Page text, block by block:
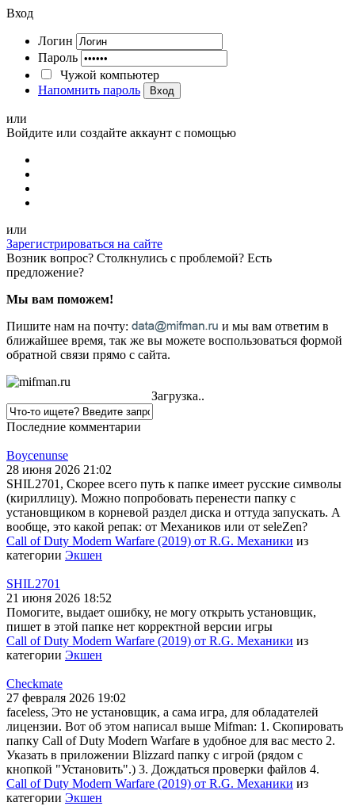
Вход
Логин
Пароль
Чужой компьютер
Напомнить пароль
Вход
или
Войдите или создайте аккаунт с помощью
или
Зарегистрироваться на сайте
Возник вопрос? Столкнулись с проблемой? Есть
предложение?
Мы вам поможем!
Пишите нам на почту:
и мы вам ответим в
ближайшее время, так же вы можете воспользоваться формой
обратной связи прямо с сайта.
Загрузка..
Последние комментарии
Boycenunse
28 июня 2026 21:02
SHIL2701, Скорее всего путь к папке имеет русские символы
(кириллицу). Можно попробовать перенести папку с
установщиком в корневой раздел диска и оттуда запускать. А
вообще, это какой репак: от Механиков или от seleZen?
Call of Duty Modern Warfare (2019) от R.G. Механики из
категории Экшен
SHIL2701
21 июня 2026 18:52
Помогите, выдает ошибку, не могу открыть установщик,
пишет в этой папке нет корректной версии игры
Call of Duty Modern Warfare (2019) от R.G. Механики из
категории Экшен
Checkmate
27 февраля 2026 19:02
faceless, Это не установщик, а сама игра, для обладателей
лицензии. Вот об этом написал выше Mifman: 1. Скопировать
папку Call of Duty Modern Warfare в удобное для вас место 2.
Указать в приложении Blizzard папку с игрой (рядом с
кнопкой "Установить".) 3. Дождаться проверки файлов 4.
Call of Duty Modern Warfare (2019) от R.G. Механики из
категории Экшен